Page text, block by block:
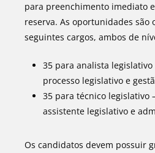
para preenchimento imediato
reserva. As oportunidades são
seguintes cargos, ambos de
35 para analista
processo legislativo e
35 para técnico legislativo
assistente legislativo e
Os candidatos devem possuir